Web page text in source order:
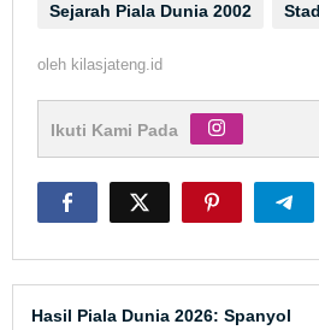
Sejarah Piala Dunia 2002
oleh kilasjateng.id
Ikuti Kami Pada
Hasil Piala Dunia 2026: Spanyol